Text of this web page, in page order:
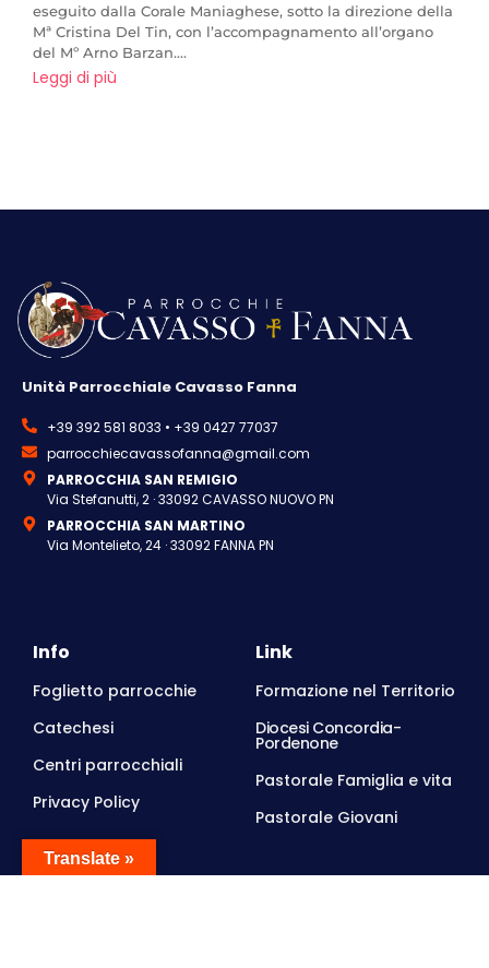
eseguito dalla Corale Maniaghese, sotto la direzione della
Mª Cristina Del Tin, con l’accompagnamento all’organo
del Mº Arno Barzan....
Leggi di più
Unità Parrocchiale Cavasso Fanna
+39 392 581 8033 • +39 0427 77037
parrocchiecavassofanna@gmail.com
PARROCCHIA SAN REMIGIO
Via Stefanutti, 2 · 33092 CAVASSO NUOVO PN
PARROCCHIA SAN MARTINO
Via Montelieto, 24 · 33092 FANNA PN
Info
Foglietto parrocchie
Catechesi
Centri parrocchiali
Privacy Policy
Link
Formazione nel Territorio
Diocesi Concordia-
Pordenone
Pastorale Famiglia e vita
Pastorale Giovani
Orari d'ufficio
Translate »